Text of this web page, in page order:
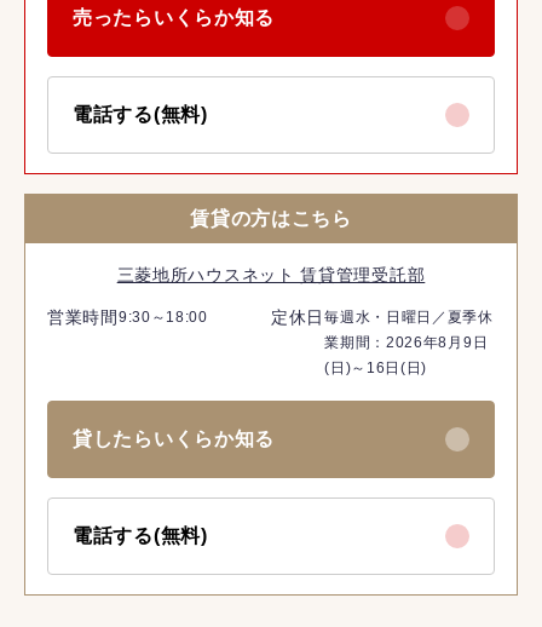
売ったらいくらか知る
電話する(無料)
賃貸の方はこちら
三菱地所ハウスネット 賃貸管理受託部
営業時間 9:30～18:00 定休日毎週水・日曜日／夏季休
業期間：2026年8月9日
(日)～16日(日)
貸したらいくらか知る
電話する(無料)